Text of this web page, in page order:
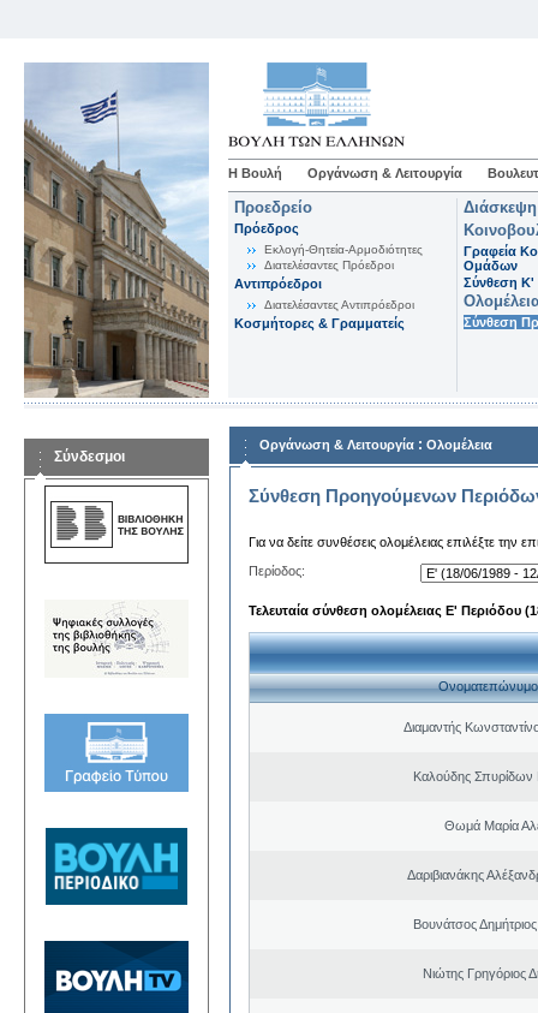
Η Βουλή Οργάνωση & Λειτουργία
Προεδρείο
Πρόεδρος
Εκλογή-Θητεία-Αρμοδιότητες
Διατελέσαντες Πρόεδροι
Αντιπρόεδροι
Διατελέσαντες Αντιπρόεδροι
Κοσμήτορες & Γραμματείς
Γραφεία
Ομάδων
Σύνθεση K'
Σύνθεση
Σύνδεσμοι
Οργάνωση & Λειτουργία : Ολομέλεια
Σύνθεση Προηγούμενων
Για να δείτε συνθέσεις ολομέλειας επιλέξτε την
Περίοδος:
Τελευταία σύνθεση ολομέλειας Ε' Περιόδου
Ονοματεπώνυμο
Διαμαντής
Καλούδης Σπυρίδων
Θωμά Μαρία
Δαριβιανάκης
Βουνάτσος
Νιώτης Γρηγόριος